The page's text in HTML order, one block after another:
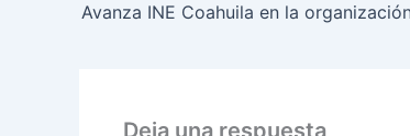
Avanza INE Coahuila en la